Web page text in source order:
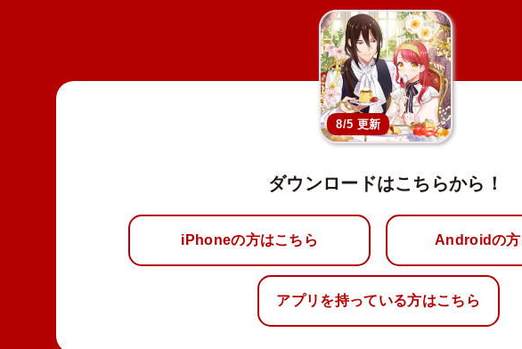
8/5 更新
ダウンロードはこちらから！
iPhoneの方はこちら Androidの方
アプリを持っている方はこちら